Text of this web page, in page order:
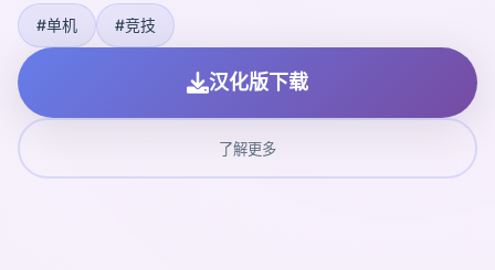
#单机 #竞技
汉化版下载
了解更多